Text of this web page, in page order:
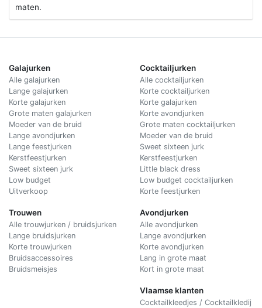
maten.
Galajurken
Alle galajurken
Lange galajurken
Korte galajurken
Grote maten galajurken
Moeder van de bruid
Lange avondjurken
Lange feestjurken
Kerstfeestjurken
Sweet sixteen jurk
Low budget
Uitverkoop
Trouwen
Alle trouwjurken / bruidsjurken
Lange bruidsjurken
Korte trouwjurken
Bruidsaccessoires
Bruidsmeisjes
Cocktailjurken
Alle cocktailjurken
Korte cocktailjurken
Korte galajurken
Korte avondjurken
Grote maten cocktailjurken
Moeder van de bruid
Sweet sixteen jurk
Kerstfeestjurken
Little black dress
Low budget cocktailjurken
Korte feestjurken
Avondjurken
Alle avondjurken
Lange avondjurken
Korte avondjurken
Lang in grote maat
Kort in grote maat
Vlaamse klanten
Cocktailkleedjes / Cocktailkledij